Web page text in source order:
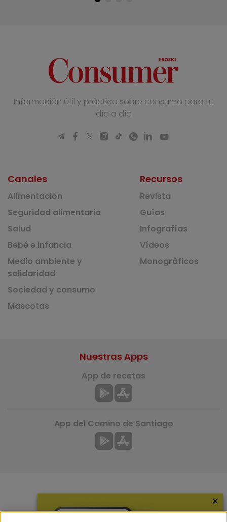
Información útil y práctica sobre consumo para tu
día a día
Canales
Alimentación
Seguridad alimentaria
Salud
Bebé e infancia
Medio ambiente y
solidaridad
Sociedad y consumo
Mascotas
Recursos
Revista
Guías
Infografías
Vídeos
Monográficos
Nuestras Apps
App de recetas
App del Camino de Santiago
×